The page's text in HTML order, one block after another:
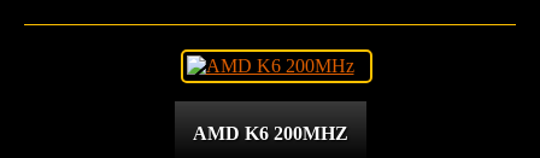
AMD K6 200MHZ